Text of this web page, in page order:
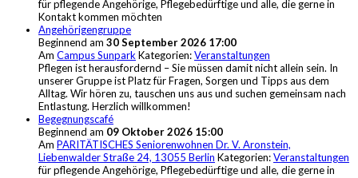
für pflegende Angehörige, Pflegebedürftige und alle, die gerne in
Kontakt kommen möchten
Angehörigengruppe
Beginnend am 30 September 2026 17:00
Am Campus Sunpark Kategorien:Veranstaltungen
Pflegen ist herausfordernd – Sie müssen damit nicht allein sein. In
unserer Gruppe ist Platz für Fragen, Sorgen und Tipps aus dem
Alltag. Wir hören zu, tauschen uns aus und suchen gemeinsam nach
Entlastung. Herzlich willkommen!
Begegnungscafé
Beginnend am 09 Oktober 2026 15:00
Am PARITÄTISCHES Seniorenwohnen Dr. V. Aronstein,
Liebenwalder Straße 24, 13055 Berlin Kategorien:Veranstaltungen
für pflegende Angehörige, Pflegebedürftige und alle, die gerne in